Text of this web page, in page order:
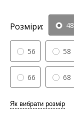
Розміри: 48
56 58
66 68
Як вибрати розмір